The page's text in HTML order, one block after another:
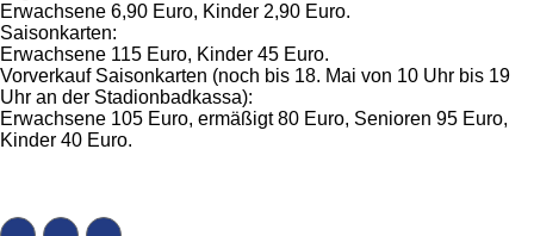
Erwachsene 6,90 Euro, Kinder 2,90 Euro.
Saisonkarten:
Erwachsene 115 Euro, Kinder 45 Euro.
Vorverkauf Saisonkarten (noch bis 18. Mai von 10 Uhr bis 19
Uhr an der Stadionbadkassa):
Erwachsene 105 Euro, ermäßigt 80 Euro, Senioren 95 Euro,
Kinder 40 Euro.